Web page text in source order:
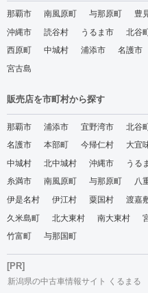
那覇市 南風原町 与那原町 豊
沖縄市
読谷村 うるま市 北谷
西原町
中城村 浦添市 名護市
宮古島
販売店を市町村から探す
那覇市 浦添市 宜野湾市 北谷
名護市
本部町 今帰仁村 大宜
中城村
北中城村 沖縄市 うる
糸満市
南風原町 与那原町 八
伊是名村
伊江村 粟国村 渡嘉
久米島町
北大東村 南大東村
竹富町
与那国町
[PR]
新潟県の中古車情報サイト くるまる